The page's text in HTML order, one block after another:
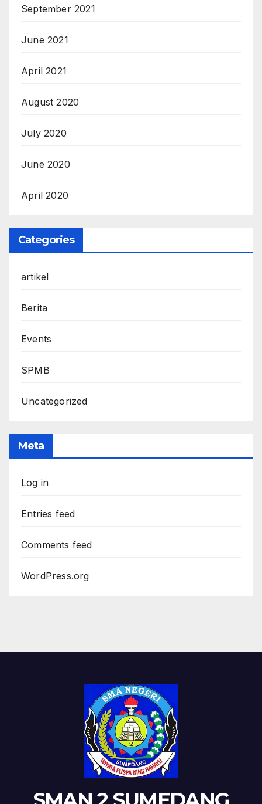
September 2021
June 2021
April 2021
August 2020
July 2020
June 2020
April 2020
Categories
artikel
Berita
Events
SPMB
Uncategorized
Meta
Log in
Entries feed
Comments feed
WordPress.org